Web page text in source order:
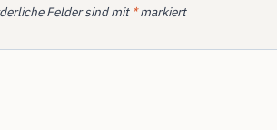
Felder sind mit *markiert